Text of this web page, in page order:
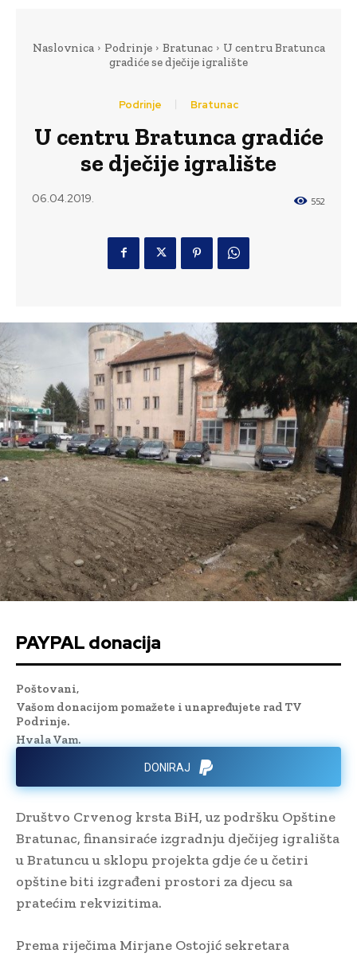
Naslovnica Podrinje Bratunac
U centru Bratunca
gradiće se dječije igralište
Podrinje Bratunac
U centru Bratunca gradiće
se dječije igralište
06.04.2019. 552
PAYPAL donacija
Poštovani,
Vašom donacijom pomažete i unapređujete rad TV
Podrinje.
Hvala Vam.
DONIRAJ
Društvo Crvenog krsta BiH, uz podršku Opštine
Bratunac, finansiraće izgradnju dječijeg igrališta
u Bratuncu u sklopu projekta gdje će u četiri
opštine biti izgrađeni prostori za djecu sa
pratećim rekvizitima.
Prema riječima Mirjane Ostojić sekretara